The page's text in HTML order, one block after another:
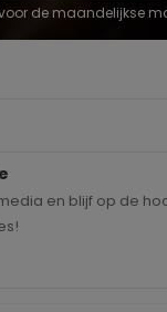
de maandelijkse
en blijf op de